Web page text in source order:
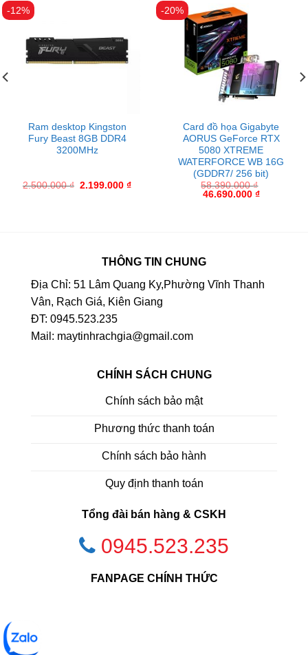
-12%
Ram desktop Kingston
Fury Beast 8GB DDR4
3200MHz
2.500.000₫ 2.199.000₫
-20%
Card đồ họa Gigabyte
AORUS GeForce RTX
5080 XTREME
WATERFORCE WB 16G
(GDDR7/ 256 bit)
58.390.000₫
46.690.000 ₫
THÔNG TIN CHUNG
Địa Chỉ: 51 Lâm Quang Ky,Phường Vĩnh Thanh
Vân, Rạch Giá, Kiên Giang
ĐT: 0945.523.235
Mail: maytinhrachgia@gmail.com
CHÍNH SÁCH CHUNG
Chính sách bảo mật
Phương thức thanh toán
Chính sách bảo hành
Quy định thanh toán
Tổng đài bán hàng & CSKH
0945.523.235
FANPAGE CHÍNH THỨC